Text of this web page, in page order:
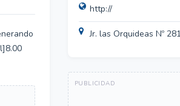
http://
Jr. las Orquideas Nº